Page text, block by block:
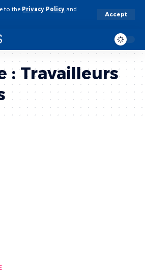
to the Privacy Policy and
Accept
:Travailleurs